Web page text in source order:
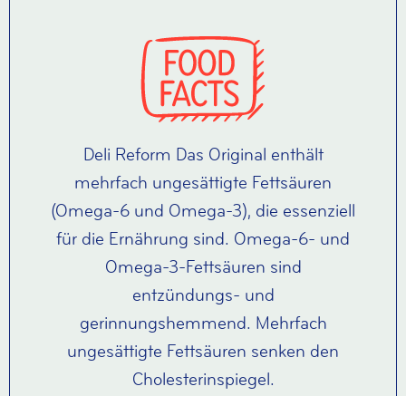
Deli Reform Das Original enthält
mehrfach ungesättigte Fettsäuren
(Omega-6 und Omega-3), die essenziell
für die Ernährung sind. Omega-6- und
Omega-3-Fettsäuren sind
entzündungs- und
gerinnungshemmend. Mehrfach
ungesättigte Fettsäuren senken den
Cholesterinspiegel.